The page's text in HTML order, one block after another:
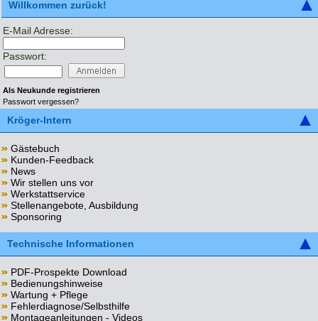
Willkommen zurück!
E-Mail Adresse:
Passwort:
Als Neukunde registrieren
Passwort vergessen?
Kröger-Intern
Gästebuch
Kunden-Feedback
News
Wir stellen uns vor
Werkstattservice
Stellenangebote, Ausbildung
Sponsoring
Technische Informationen
PDF-Prospekte Download
Bedienungshinweise
Wartung + Pflege
Fehlerdiagnose/Selbsthilfe
Montageanleitungen - Videos